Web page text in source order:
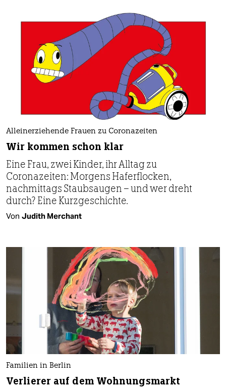
Alleinerziehende Frauen zu Coronazeiten
Wir kommen schon klar
Eine Frau, zwei Kinder, ihr Alltag zu
Coronazeiten: Morgens Haferflocken,
nachmittags Staubsaugen – und wer dreht
durch? Eine Kurzgeschichte.
Von Judith Merchant
Familien in Berlin
Verlierer auf dem Wohnungsmarkt